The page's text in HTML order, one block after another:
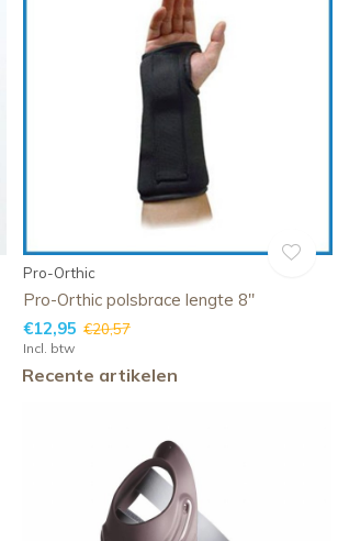
Pro-Orthic
Pro-Orthic polsbrace lengte 8''
€12,95 €20,57
Incl. btw
Recente artikelen